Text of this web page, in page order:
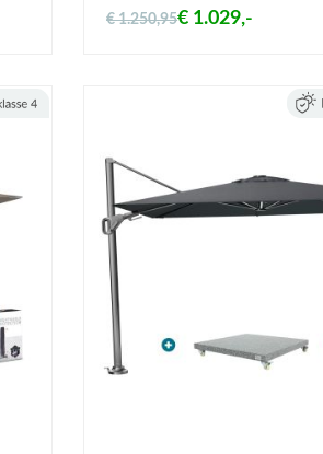
€ 1.250,95€ 1.029,-